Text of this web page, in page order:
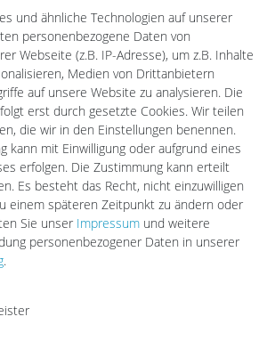
Daten­schutz­erklärung AGB
und ähnliche Technologien auf unserer
personenbezogene Daten von
Webseite (z.B. IP-Adresse), um z.B. Inhalte
Medien von Drittanbietern
auf unsere Website zu analysieren. Die
erst durch gesetzte Cookies. Wir teilen
die wir in den Einstellungen benennen.
kann mit Einwilligung oder aufgrund eines
erfolgen. Die Zustimmung kann erteilt
Es besteht das Recht, nicht einzuwilligen
einem späteren Zeitpunkt zu ändern oder
Sie unser Impressum und weitere
personenbezogener Daten in unserer
.